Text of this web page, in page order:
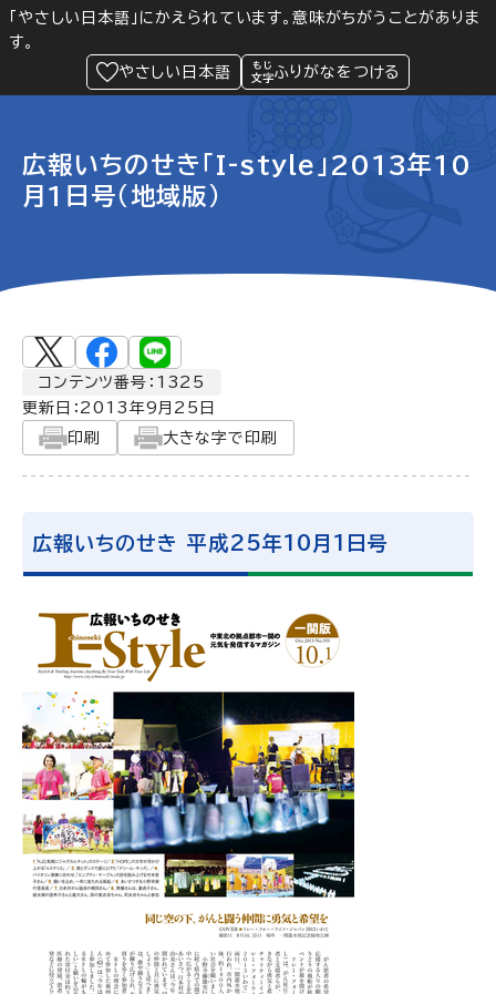
「やさしい日本語」にかえられています。意味がちがうことがありま
す。
やさしい日本語
ふりがなをつける
Language 閲覧支援
緊急情報
広報いちのせき「I-style」2013年10
月1日号（地域版）
コンテンツ番号：1325
更新日： 2013年9月25日
印刷
大きな字で印刷
広報いちのせき 平成25年10月1日号